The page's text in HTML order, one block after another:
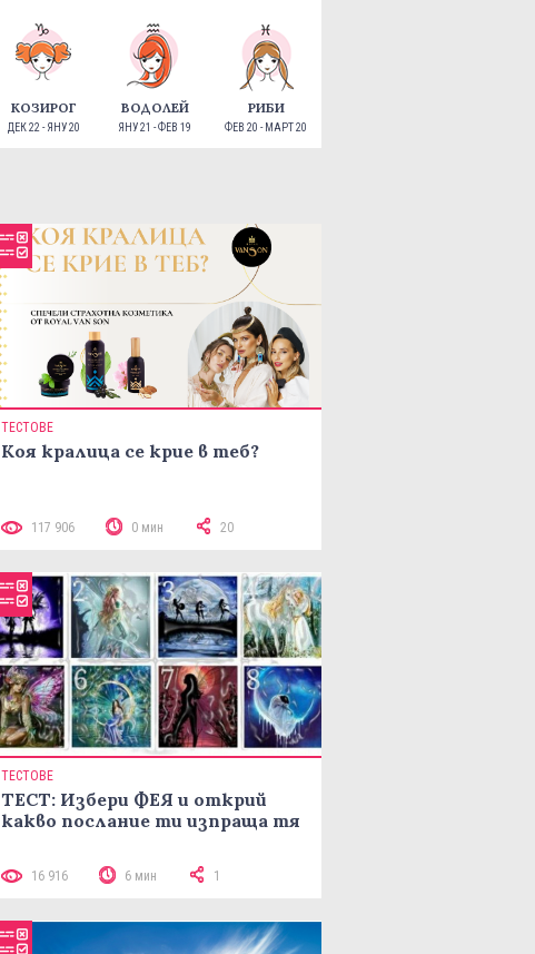
КОЗИРОГ
ДЕК 22 - ЯНУ 20
ВОДОЛЕЙ
ЯНУ 21 - ФЕВ 19
РИБИ
ФЕВ 20 - МАРТ 20
ТЕСТОВЕ
Коя кралица се крие в теб?
117 906 0 мин 20
ТЕСТОВЕ
ТЕСТ: Избери ФЕЯ и открий
какво послание ти изпраща тя
16 916 6 мин 1